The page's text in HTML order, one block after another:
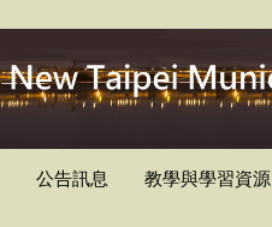
公告訊息 教學與學習資源